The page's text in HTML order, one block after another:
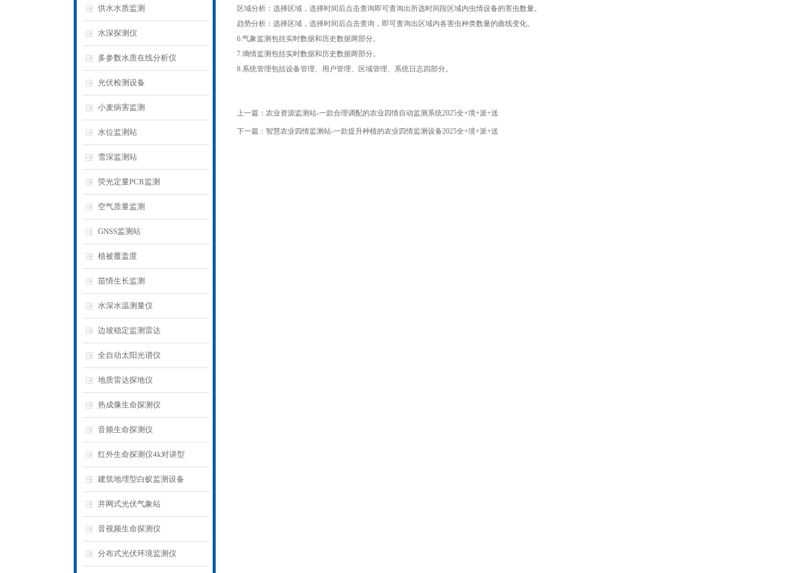
供水水质监测
水深探测仪
多参数水质在线分析仪
光伏检测设备
小麦病害监测
水位监测站
雪深监测站
荧光定量PCR监测
空气质量监测
GNSS监测站
植被覆盖度
苗情生长监测
水深水温测量仪
边坡稳定监测雷达
全自动太阳光谱仪
地质雷达探地仪
热成像生命探测仪
音频生命探测仪
红外生命探测仪4k对讲型
建筑地埋型白蚁监测设备
并网式光伏气象站
音视频生命探测仪
分布式光伏环境监测仪
区域分析：选择区域，选择时间后点击查询即可查询出所选时间段区域内虫情设备的害虫数量。
趋势分析：选择区域，选择时间后点击查询，即可查询出区域内各害虫种类数量的曲线变化。
6.气象监测包括实时数据和历史数据两部分。
7.墒情监测包括实时数据和历史数据两部分。
8.系统管理包括设备管理、用户管理、区域管理、系统日志四部分。
上一篇： 农业资源监测站-一款合理调配的农业四情自动监测系统2025全+境+派+送
下一篇： 智慧农业四情监测站-一款提升种植的农业四情监测设备2025全+境+派+送